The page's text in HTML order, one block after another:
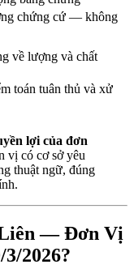
chứng cứ — không
về lượng và chất
toán tuân thủ và xử
lợi của đơn
vị có cơ sở yêu
thuật ngữ, đúng
— Đơn Vị
2026?